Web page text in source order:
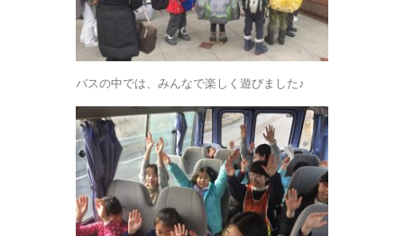
バスの中では、みんなで楽しく遊びました♪